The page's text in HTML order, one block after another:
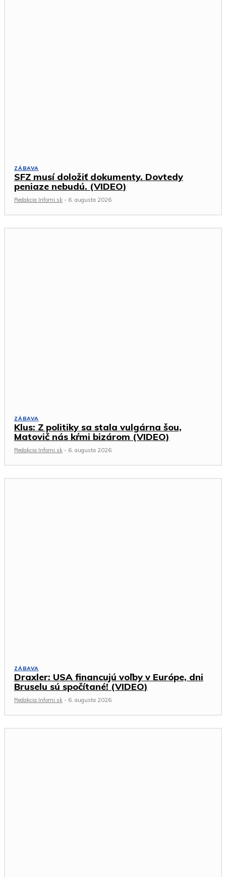
ZÁBAVA
SFZ musí doložiť dokumenty. Dovtedy
peniaze nebudú. (VIDEO)
Redakcia Infomi.sk - 6. augusta 2026
ZÁBAVA
Klus: Z politiky sa stala vulgárna šou,
Matovič nás kŕmi bizárom (VIDEO)
Redakcia Infomi.sk - 6. augusta 2026
ZÁBAVA
Draxler: USA financujú voľby v Európe, dni
Bruselu sú spočítané! (VIDEO)
Redakcia Infomi.sk - 6. augusta 2026